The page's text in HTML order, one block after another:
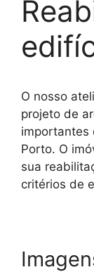
O nosso
projeto de
importantes
Porto. O
sua
critérios de